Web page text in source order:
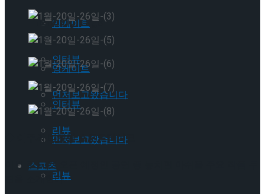
앙케이트
인터뷰
먼저보고왔습니다
리뷰
스포츠
Trending Tags
앙케이트
인터뷰
먼저보고왔습니다
리뷰
◆ 이주의 티켓팅 스포트라이트
이번 주 티켓 오픈 예정인 공연 중 놓치면 아쉬울 주요 작품 두
편을 소개한다.